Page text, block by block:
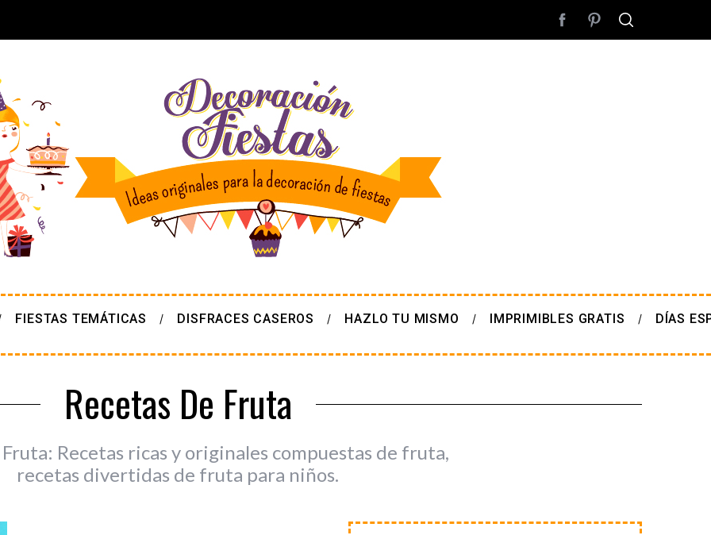
FIESTAS TEMÁTICAS DISFRACES CASEROS HAZLO TU MISMO IMPRIMIBLES GRATIS DÍAS
Recetas De Fruta
Fruta: Recetas ricas y originales compuestas de fruta,
recetas divertidas de fruta para niños.